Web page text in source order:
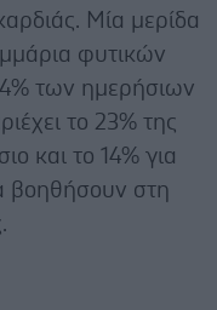
Μία μερίδα
φυτικών
των ημερήσιων
το 23% της
και το 14% για
βοηθήσουν στη